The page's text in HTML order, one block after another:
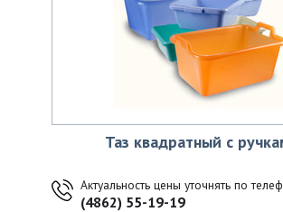
Таз квадратный с
Актуальность цены уточнять по
(4862) 55-19-19